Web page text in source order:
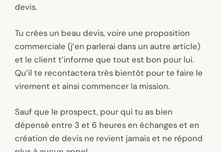
devis.
Tu crées un beau devis, voire une proposition
commerciale (j’en parlerai dans un autre article)
et le client t’informe que tout est bon pour lui.
Qu’il te recontactera très bientôt pour te faire le
virement et ainsi commencer la mission.
Sauf que le prospect, pour qui tu as bien
dépensé entre 3 et 6 heures en échanges et en
création de devis ne revient jamais et ne répond